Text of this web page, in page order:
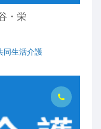
・栄
同生活介護